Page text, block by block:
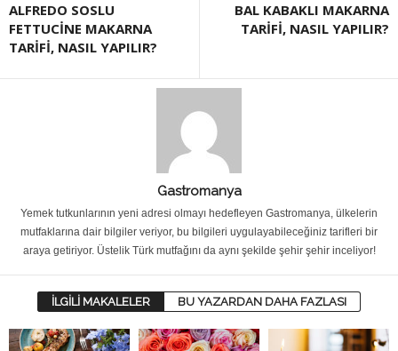
ALFREDO SOSLU
FETTUCİNE MAKARNA
TARİFİ, NASIL YAPILIR?
BAL KABAKLI MAKARNA
TARİFİ, NASIL YAPILIR?
Gastromanya
Yemek tutkunlarının yeni adresi olmayı hedefleyen Gastromanya, ülkelerin
mutfaklarına dair bilgiler veriyor, bu bilgileri uygulayabileceğiniz tarifleri bir
araya getiriyor. Üstelik Türk mutfağını da aynı şekilde şehir şehir inceliyor!
İLGİLİ MAKALELER BU YAZARDAN DAHA FAZLASI